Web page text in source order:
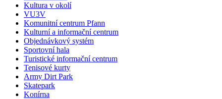
Kultura v okolí
VU3V
Komunitní centrum Pfann
Kulturní a informační centrum
Objednávkový systém
Sportovní hala
Turistické informační centrum
Tenisové kurty
Army Dirt Park
Skatepark
Konírna